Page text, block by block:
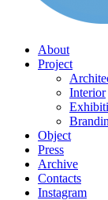
About
Project
Interior
Object
Press
Archive
Contacts
Instagram